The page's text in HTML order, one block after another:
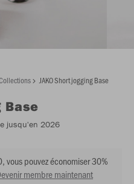
JAKO Short jogging Base
Base
jusqu'en 2026
vous pouvez économiser 30%
membre maintenant